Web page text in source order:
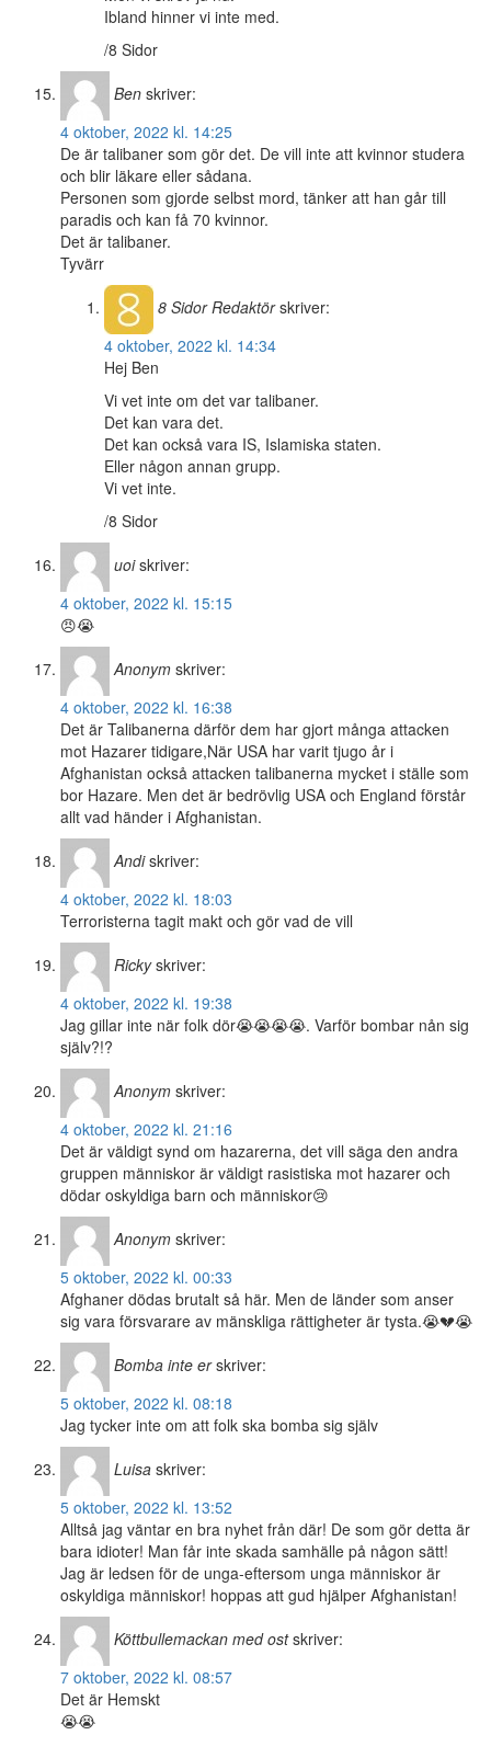
Ibland hinner vi inte med.
/8 Sidor
Ben skriver:
4 oktober, 2022 kl. 14:25
De är talibaner som gör det. De vill inte att kvinnor studera
och blir läkare eller sådana.
Personen som gjorde selbst mord, tänker att han går till
paradis och kan få 70 kvinnor.
Det är talibaner.
Tyvärr
8 SidorRedaktör skriver:
4 oktober, 2022 kl. 14:34
Hej Ben
Vi vet inte om det var talibaner.
Det kan vara det.
Det kan också vara IS, Islamiska staten.
Eller någon annan grupp.
Vi vet inte.
/8 Sidor
uoi skriver:
4 oktober, 2022 kl. 15:15
😠😭
Anonym skriver:
4 oktober, 2022 kl. 16:38
Det är Talibanerna därför dem har gjort många attacken
mot Hazarer tidigare,När USA har varit tjugo år i
Afghanistan också attacken talibanerna mycket i ställe som
bor Hazare. Men det är bedrövlig USA och England förstår
allt vad händer i Afghanistan.
Andi skriver:
4 oktober, 2022 kl. 18:03
Terroristerna tagit makt och gör vad de vill
Ricky skriver:
4 oktober, 2022 kl. 19:38
Jag gillar inte när folk dör😭😭😭😭. Varför bombar nån sig
själv?!?
Anonym skriver:
4 oktober, 2022 kl. 21:16
Det är väldigt synd om hazarerna, det vill säga den andra
gruppen människor är väldigt rasistiska mot hazarer och
dödar oskyldiga barn och människor😢
Anonym skriver:
5 oktober, 2022 kl. 00:33
Afghaner dödas brutalt så här. Men de länder som anser
sig vara försvarare av mänskliga rättigheter är tysta.😭💔😭
Bomba inte er skriver:
5 oktober, 2022 kl. 08:18
Jag tycker inte om att folk ska bomba sig själv
Luisa skriver:
5 oktober, 2022 kl. 13:52
Alltså jag väntar en bra nyhet från där! De som gör detta är
bara idioter! Man får inte skada samhälle på någon sätt!
Jag är ledsen för de unga-eftersom unga människor är
oskyldiga människor! hoppas att gud hjälper Afghanistan!
Köttbullemackan med ost skriver:
7 oktober, 2022 kl. 08:57
Det är Hemskt
😭😭